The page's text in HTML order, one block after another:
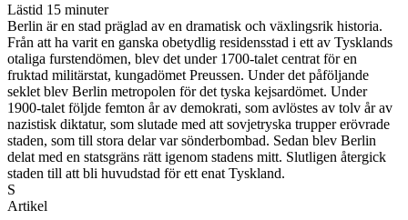
Lästid 15 minuter
Berlin är en stad präglad av en dramatisk och växlingsrik historia.
Från att ha varit en ganska obetydlig residensstad i ett av Tysklands
otaliga furstendömen, blev det under 1700-talet centrat för en
fruktad militärstat, kungadömet Preussen. Under det påföljande
seklet blev Berlin metropolen för det tyska kejsardömet. Under
1900-talet följde femton år av demokrati, som avlöstes av tolv år av
nazistisk diktatur, som slutade med att sovjetryska trupper erövrade
staden, som till stora delar var sönderbombad. Sedan blev Berlin
delat med en statsgräns rätt igenom stadens mitt. Slutligen återgick
staden till att bli huvudstad för ett enat Tyskland.
S
Artikel